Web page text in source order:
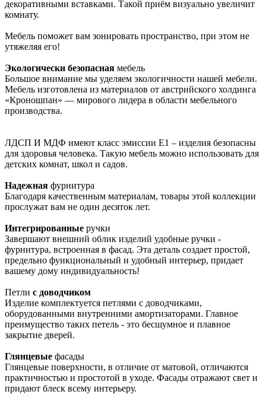
декоративными вставками. Такой приём визуально увеличит
комнату.
Мебель поможет вам зонировать пространство, при этом не
утяжеляя его!
Экологически безопасная мебель
Большое внимание мы уделяем экологичности нашей мебели.
Мебель изготовлена из материалов от австрийского холдинга
«Кроношпан» — мирового лидера в области мебельного
производства.
ЛДСП И МДФ имеют класс эмиссии Е1 – изделия безопасны
для здоровья человека. Такую мебель можно использовать для
детских комнат, школ и садов.
Надежная фурнитура
Благодаря качественным материалам, товары этой коллекции
прослужат вам не один десяток лет.
Интегрированные ручки
Завершают внешний облик изделий удобные ручки -
фурнитура, встроенная в фасад. Эта деталь создает простой,
предельно функциональный и удобный интерьер, придает
вашему дому индивидуальность!
Петли с доводчиком
Изделие комплектуется петлями с доводчиками,
оборудованными внутренними амортизаторами. Главное
преимущество таких петель - это бесшумное и плавное
закрытие дверей.
Глянцевые фасады
Глянцевые поверхности, в отличие от матовой, отличаются
практичностью и простотой в уходе. Фасады отражают свет и
придают блеск всему интерьеру.